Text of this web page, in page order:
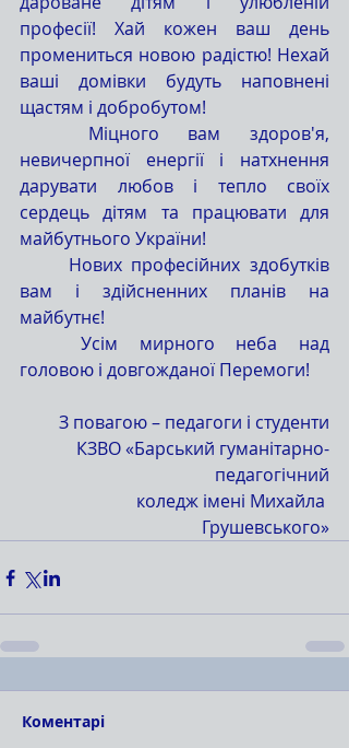
професії! Хай кожен ваш день
промениться новою радістю! Нехай
ваші домівки будуть наповнені
щастям і добробутом!
невичерпної енергії і натхнення
дарувати любов і тепло своїх
сердець дітям та працювати для
майбутнього України!
вам і здійсненних планів на
майбутнє!
головою і довгожданої Перемоги!
З повагою – педагоги і студенти
КЗВО «Барський гуманітарно-
педагогічний
коледж імені Михайла
Грушевського»
Коментарі